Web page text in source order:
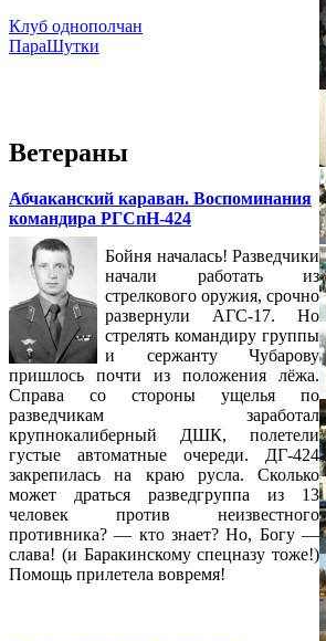
Клуб однополчан
ПараШутки
Ветераны
Абчаканский караван. Воспоминания
командира РГСпН-424
Бойня началась! Разведчики
начали работать из
стрелкового оружия, срочно
развернули АГС-17. Но
стрелять командиру группы
и сержанту Чубарову
пришлось почти из положения лёжа.
Справа со стороны ущелья по
разведчикам заработал
крупнокалиберный ДШК, полетели
густые автоматные очереди. ДГ-424
закрепилась на краю русла. Сколько
может драться разведгруппа из 13
человек против неизвестного
противника? — кто знает? Но, Богу —
слава! (и Баракинскому спецназу тоже!)
Помощь прилетела вовремя!